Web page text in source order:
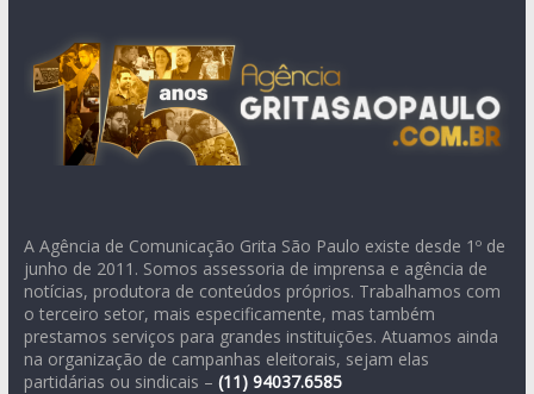
A Agência de Comunicação Grita São Paulo existe desde 1º de
junho de 2011. Somos assessoria de imprensa e agência de
notícias, produtora de conteúdos próprios. Trabalhamos com
o terceiro setor, mais especificamente, mas também
prestamos serviços para grandes instituições. Atuamos ainda
na organização de campanhas eleitorais, sejam elas
partidárias ou sindicais – (11) 94037.6585